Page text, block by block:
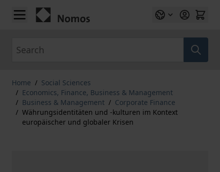
Skip to Content
Home / Social Sciences
/ Economics, Finance, Business & Management
/ Business & Management / Corporate Finance
/ Währungsidentitäten und -kulturen im Kontext
europäischer und globaler Krisen